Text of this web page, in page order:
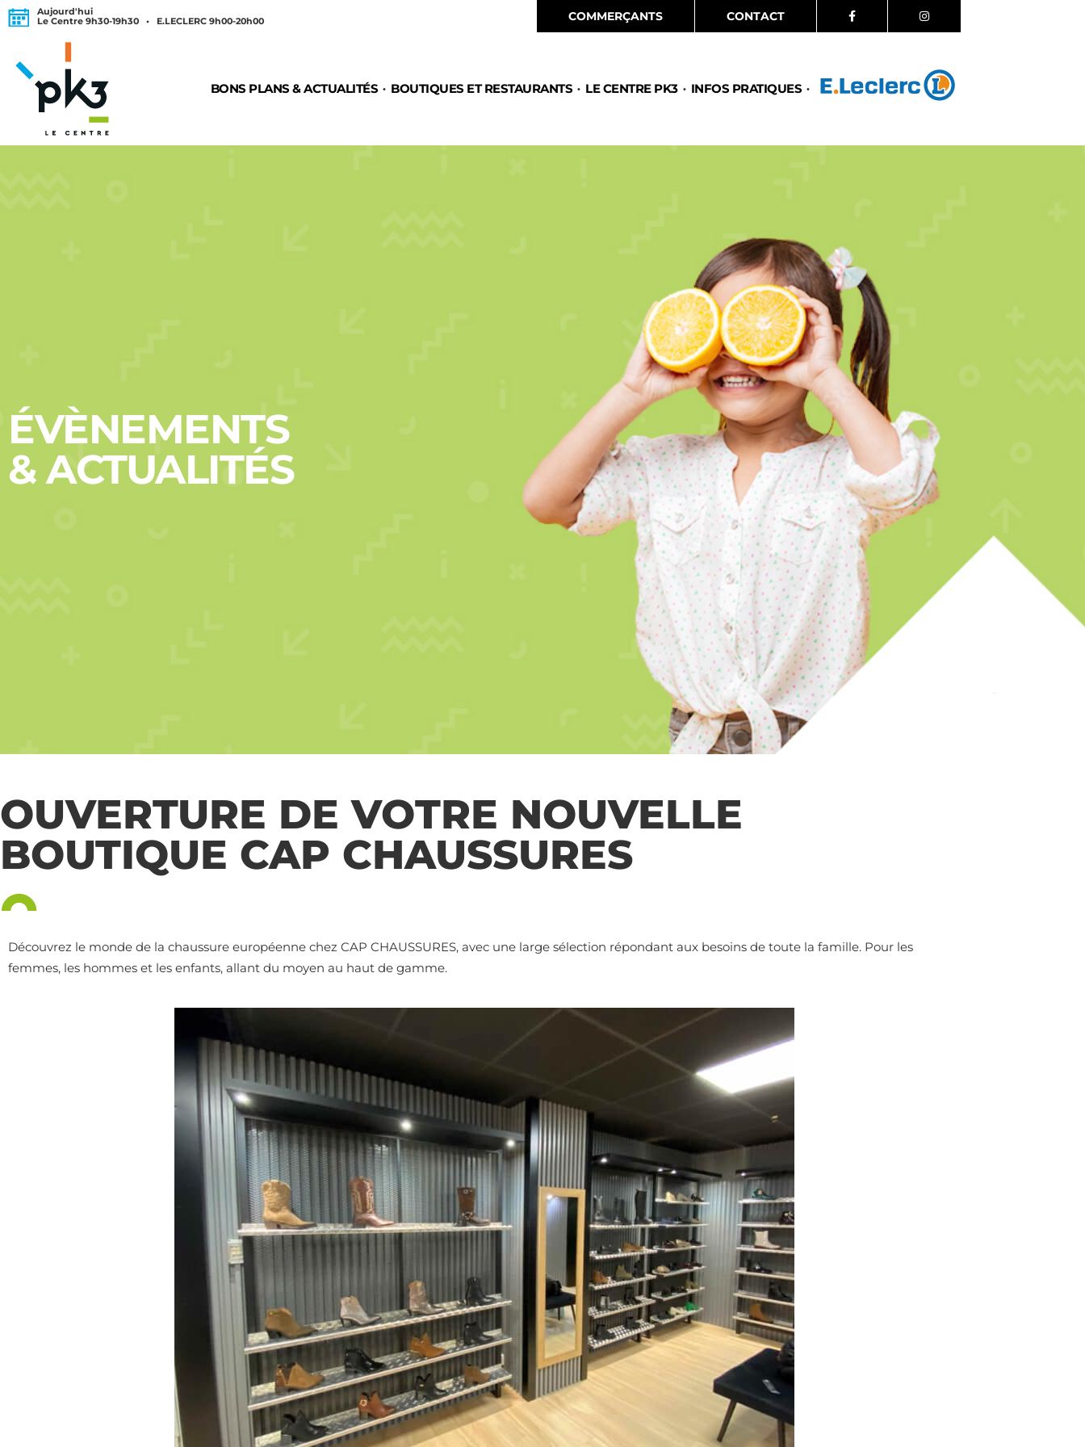
Aujourd'hui
Le Centre 9h30-19h30 • E.LECLERC 9h00-20h00
COMMERÇANTS CONTACT
BONS PLANS & ACTUALITÉS BOUTIQUES ET RESTAURANTS LE CENTRE PK3 INFOS PRATIQUES
ÉVÈNEMENTS
& ACTUALITÉS
OUVERTURE DE VOTRE NOUVELLE
BOUTIQUE CAP CHAUSSURES
Découvrez le monde de la chaussure européenne chez CAP CHAUSSURES, avec une large sélection répondant aux besoins de toute la famille. Pour les
femmes, les hommes et les enfants, allant du moyen au haut de gamme.